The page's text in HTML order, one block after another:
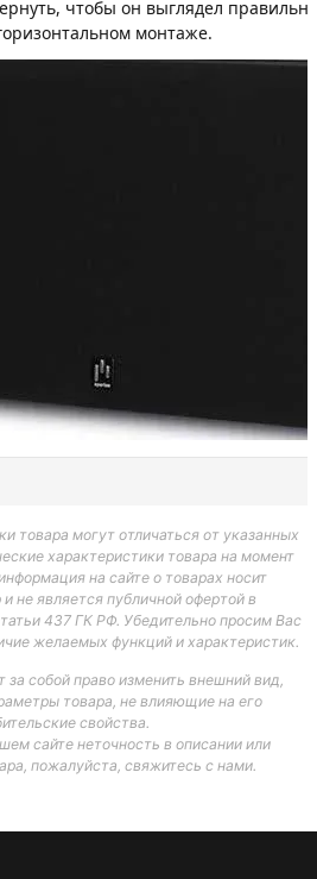
чтобы он выглядел
монтаже.
товара могут отличаться от указанных
характеристики товара на момент
на сайте о товарах носит
не является публичной офертой в
437 ГК РФ. Убедительно просим Вас
желаемых функций и характеристик.
за собой право изменить внешний вид,
товара, не влияющие на его
свойства.
сайте неточность в описании или
пожалуйста, свяжитесь с нами.